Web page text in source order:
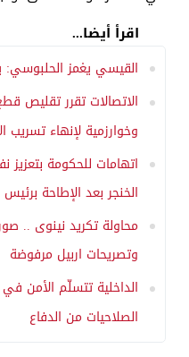
اقرأ أيضا...
القيسي يغمز الحلبوسي:
وخوارزمية لإنهاء تسريب
اتهامات للحكومة بتعزيز
الخنجر بعد الإطاحة
محاولة تكريد نينوى ..
وتصريحات اربيل مرفوضة
الداخلية تتسلّم الأمن
الصلاحيات من الدفاع